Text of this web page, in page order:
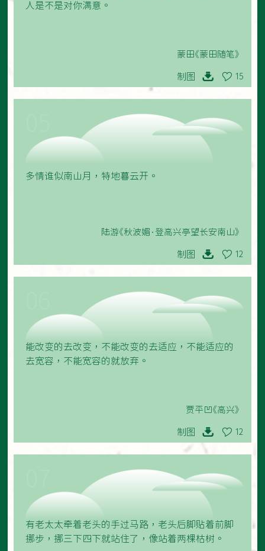
人是不是对你满意。
蒙田《蒙田随笔》
制图 15
多情谁似南山月，特地暮云开。
陆游《秋波媚·登高兴亭望长安南山》
制图 12
能改变的去改变，不能改变的去适应，不能适应的
去宽容，不能宽容的就放弃。
贾平凹《高兴》
制图 12
有老太太牵着老头的手过马路，老头后脚贴着前脚
挪步，挪三下四下就站住了，像站着两棵枯树。